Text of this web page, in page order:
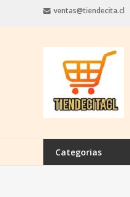
ventas@tiendecita.cl
Categorias